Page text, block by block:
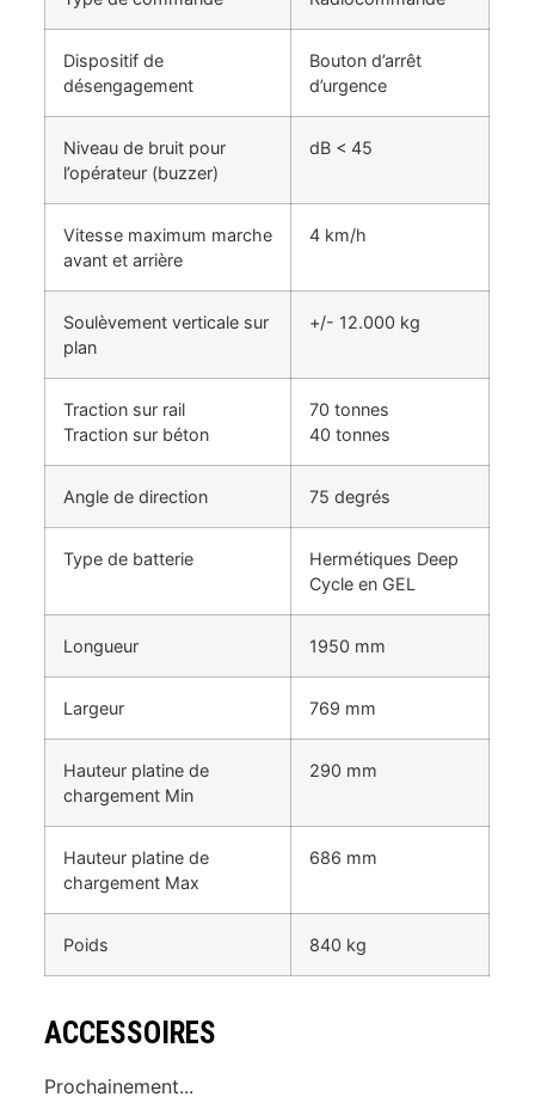
ACCESSOIRES
Prochainement...
Dispositif de
désengagement
Bouton d’arrêt
d’urgence
Niveau de bruit pour
l’opérateur (buzzer)
dB < 45
Vitesse maximum marche
avant et arrière
4 km/h
Soulèvement verticale sur
plan
+/- 12.000 kg
Traction sur rail
Traction sur béton
70 tonnes
40 tonnes
Angle de direction 75 degrés
Type de batterie
Hermétiques Deep
Cycle en GEL
Longueur 1950 mm
Largeur 769 mm
Hauteur platine de
chargement Min
290 mm
Hauteur platine de
chargement Max
686 mm
Poids 840 kg